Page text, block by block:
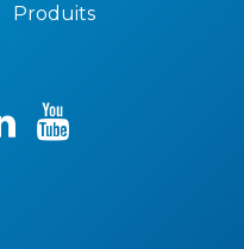
Produits